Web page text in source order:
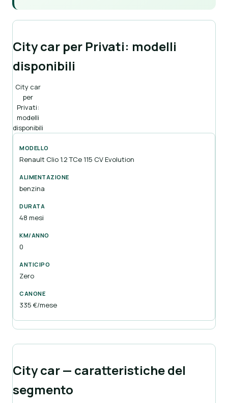
City car per Privati: modelli
disponibili
City car
per
Privati:
modelli
disponibili
Renault Clio 1.2 TCe 115 CV Evolution
benzina
48 mesi
0
Zero
335 €/mese
City car — caratteristiche del
segmento